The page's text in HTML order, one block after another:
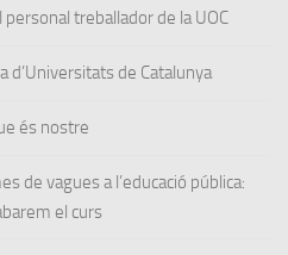
treballador de la UOC
d’Universitats de Catalunya
és nostre
de vagues a l’educació pública:
el curs